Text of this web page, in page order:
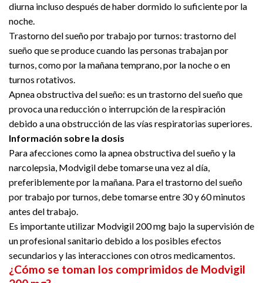
diurna incluso después de haber dormido lo suficiente por la
noche.
Trastorno del sueño por trabajo por turnos: trastorno del
sueño que se produce cuando las personas trabajan por
turnos, como por la mañana temprano, por la noche o en
turnos rotativos.
Apnea obstructiva del sueño: es un trastorno del sueño que
provoca una reducción o interrupción de la respiración
debido a una obstrucción de las vías respiratorias superiores.
Información sobre la dosis
Para afecciones como la apnea obstructiva del sueño y la
narcolepsia, Modvigil debe tomarse una vez al día,
preferiblemente por la mañana. Para el trastorno del sueño
por trabajo por turnos, debe tomarse entre 30 y 60 minutos
antes del trabajo.
Es importante utilizar Modvigil 200 mg bajo la supervisión de
un profesional sanitario debido a los posibles efectos
secundarios y las interacciones con otros medicamentos.
¿Cómo se toman los comprimidos de Modvigil